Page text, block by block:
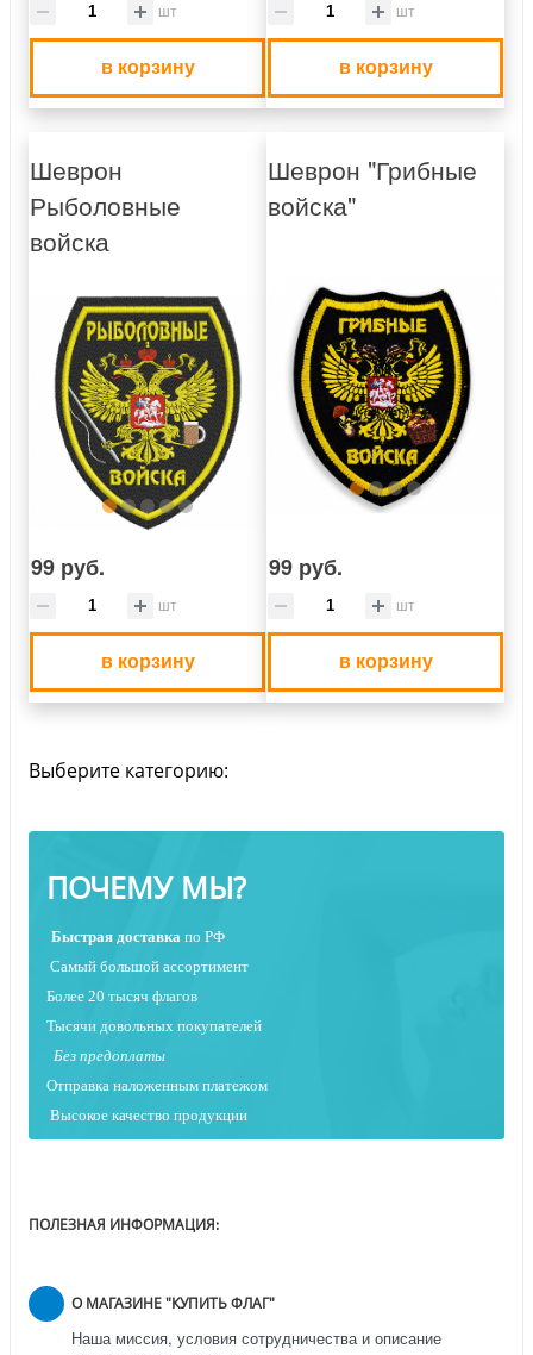
шт
в корзину
шт
в корзину
Шеврон
Рыболовные
войска
99 руб.
шт
в корзину
Шеврон "Грибные
войска"
99 руб.
шт
в корзину
Выберите категорию:
ПОЧЕМУ МЫ?
Быстрая доставка по РФ
Самый большой ассортимент
Более 20 тысяч флагов
Тысячи довольных покупателей
Без предоплаты
Отправка наложенным платежом
Высокое качество продукции
ПОЛЕЗНАЯ ИНФОРМАЦИЯ:
О МАГАЗИНЕ "КУПИТЬ ФЛАГ"
Наша миссия, условия сотрудничества и описание